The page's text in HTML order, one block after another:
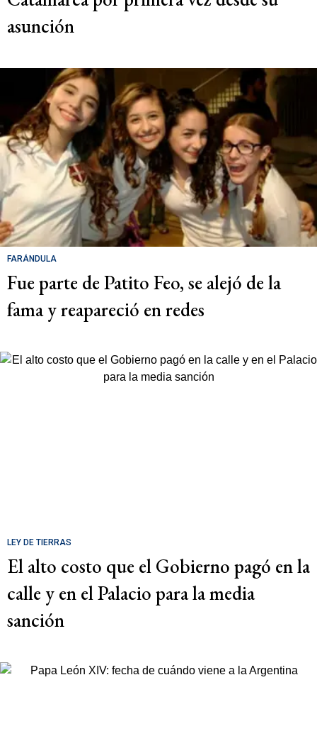
asunción
FARÁNDULA
Fue parte de Patito Feo, se alejó de la
fama y reapareció en redes
LEY DE TIERRAS
El alto costo que el Gobierno pagó en la
calle y en el Palacio para la media
sanción